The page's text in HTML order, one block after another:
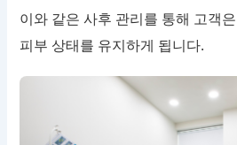
이와 같은 사후 관리를 통해 고객
피부 상태를 유지하게 됩니다.